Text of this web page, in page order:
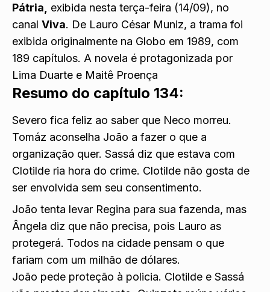
Pátria,
exibida nesta terça-feira (14/09), no
canal Viva. De Lauro César Muniz, a trama foi
exibida originalmente na Globo em 1989, com
189 capítulos. A novela é protagonizada por
Lima Duarte e Maitê Proença
Resumo do capítulo 134:
Severo fica feliz ao saber que Neco morreu.
Tomáz aconselha João a fazer o que a
organização quer. Sassá diz que estava com
Clotilde ria hora do crime. Clotilde não gosta de
ser envolvida sem seu consentimento.
João tenta levar Regina para sua fazenda, mas
Ângela diz que não precisa, pois Lauro as
protegerá. Todos na cidade pensam o que
fariam com um milhão de dólares.
João pede proteção à policia. Clotilde e Sassá